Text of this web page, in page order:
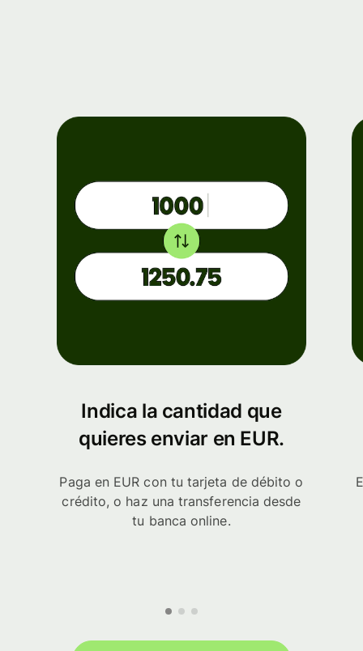
Indica la cantidad que
quieres enviar en EUR.
Paga en EUR con tu tarjeta de débito o
crédito, o haz una transferencia desde
tu banca online.